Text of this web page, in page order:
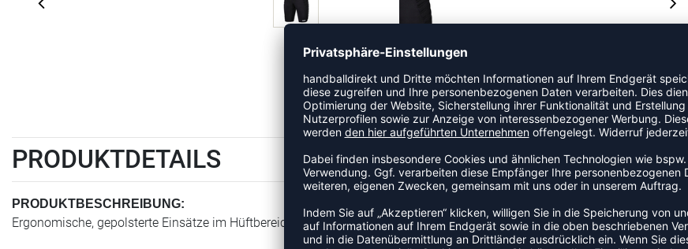
PRODUKTDETAILS
PRODUKTBESCHREIBUNG:
Ergonomische, gepolsterte Einsätze im Hüftbereich -Strapazierfähiges Funktionspolyester -Elastischer Bund mit Kordelzug